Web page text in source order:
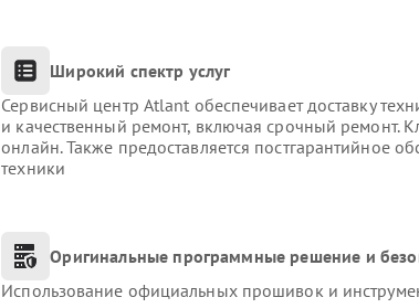
Широкий спектр услуг
Сервисный центр Atlant обеспечивает доставку
и качественный ремонт, включая срочный ремонт.
онлайн. Также предоставляется постгарантийное
техники
Оригинальные программные решение и
Использование официальных прошивок и